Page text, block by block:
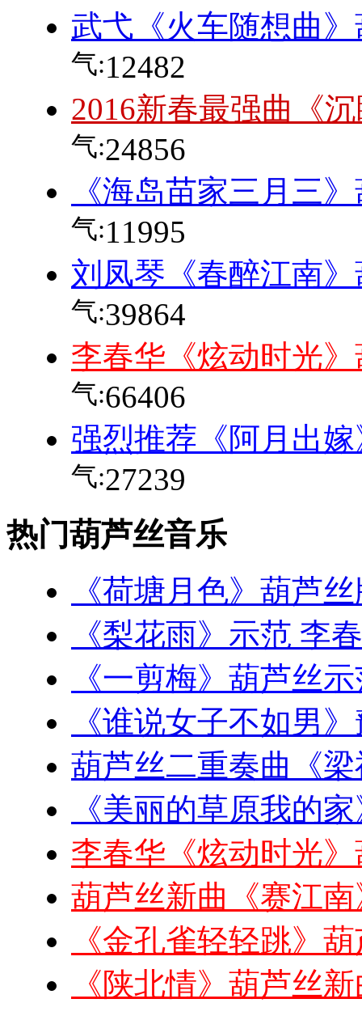
武弋《火车随想曲
气:12482
2016新春最强曲《
气:24856
《海岛苗家三月三
气:11995
刘凤琴《春醉江南
气:39864
李春华《炫动时光
气:66406
强烈推荐《阿月出
气:27239
热门葫芦丝音乐
《荷塘月色》葫芦
《梨花雨》示范 李
《一剪梅》葫芦丝
《谁说女子不如男
葫芦丝二重奏曲《
《美丽的草原我的
李春华《炫动时光
葫芦丝新曲《赛江南
《金孔雀轻轻跳》
《陕北情》葫芦丝